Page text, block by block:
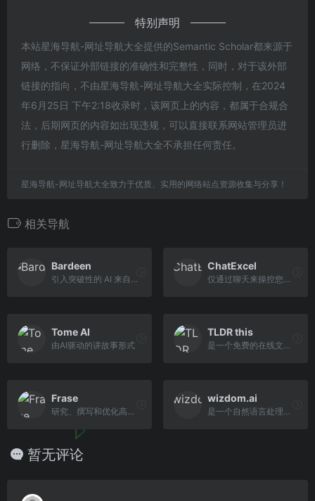
特别声明
本站星海导航-网址导航大全提供的Semantic Scholar都来源于
网络，不保证外部链接的准确性和完整性，同时，对于该外部
链接的指向，不由星海导航-网址导航大全实际控制，在2024
年6月25日 下午2:18收录时，该网页上的内容，都属于合规合
法，后期网页的内容如出现违规，可以直接联系网站管理员进
行删除，星海导航-网址导航大全不承担任何责任。
星海导航-网址导航大全致力于优质、实用的网络站点资源收集与分享！
相关导航
Bardeen
引入突破性的 AI 来自动化手动工作流程，节省您的时间并激发您的创造力
ChatExcel
仅通过聊天来操控您的Excel表格
Tome AI
由AI驱动的讲故事形式
TLDR this
是一个免费的在线文本摘要工具
Frase
研究、撰写和优化高质量的SEO内容
wizdom.ai
是一个自然语言处理平台，帮助人们通过理解和从数据中提取见解来做出更好的决策
暂无评论